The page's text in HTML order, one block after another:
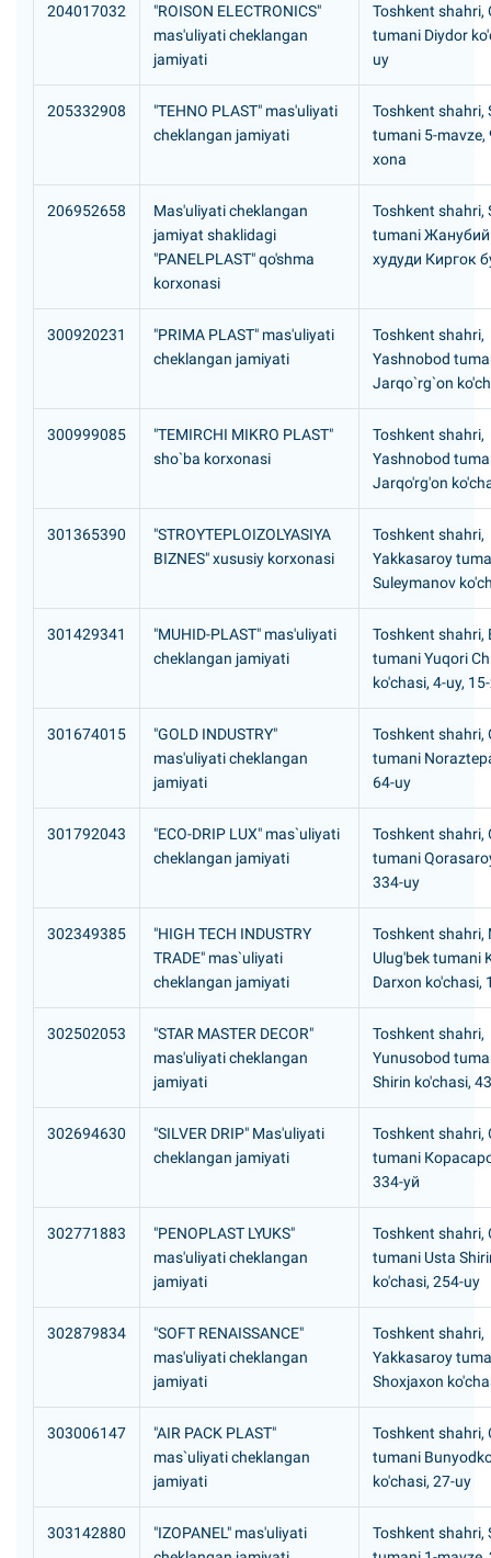
204017032
"ROISON ELECTRONICS"
mas'uliyati cheklangan
jamiyati
Toshkent shahri,
tumani Diydor
uy
205332908
"TEHNO PLAST" mas'uliyati
cheklangan jamiyati
Toshkent shahri,
tumani 5-mavze,
xona
206952658
Mas'uliyati cheklangan
jamiyat shaklidagi
"PANELPLAST" qo'shma
korxonasi
Toshkent shahri,
tumani Жанубий
худуди Киргок
300920231
"PRIMA PLAST" mas'uliyati
cheklangan jamiyati
Toshkent shahri,
Yashnobod
Jarqo`rg`on
300999085
"TEMIRCHI MIKRO PLAST"
sho`ba korxonasi
Toshkent shahri,
Yashnobod
Jarqo'rg'on
301365390
"STROYTEPLOIZOLYASIYA
BIZNES" xususiy korxonasi
Toshkent shahri,
Yakkasaroy
Suleymanov
301429341
"MUHID-PLAST" mas'uliyati
cheklangan jamiyati
Toshkent shahri,
tumani Yuqori
ko'chasi, 4-uy,
301674015
"GOLD INDUSTRY"
mas'uliyati cheklangan
jamiyati
Toshkent shahri,
tumani
64-uy
301792043
"ECO-DRIP LUX" mas`uliyati
cheklangan jamiyati
Toshkent shahri,
tumani
334-uy
302349385
"HIGH TECH INDUSTRY
TRADE" mas`uliyati
cheklangan jamiyati
Toshkent shahri,
Ulug'bek tumani
Darxon ko'chasi,
302502053
"STAR MASTER DECOR"
mas'uliyati cheklangan
jamiyati
Toshkent shahri,
Yunusobod
Shirin ko'chasi,
302694630
"SILVER DRIP" Mas'uliyati
cheklangan jamiyati
Toshkent shahri,
tumani
334-уй
302771883
"PENOPLAST LYUKS"
mas'uliyati cheklangan
jamiyati
Toshkent shahri,
tumani Usta
ko'chasi, 254-uy
302879834
"SOFT RENAISSANCE"
mas'uliyati cheklangan
jamiyati
Toshkent shahri,
Yakkasaroy
Shoxjaxon
303006147
"AIR PACK PLAST"
mas`uliyati cheklangan
jamiyati
Toshkent shahri,
tumani
ko'chasi, 27-uy
303142880
"IZOPANEL" mas'uliyati
Toshkent shahri,